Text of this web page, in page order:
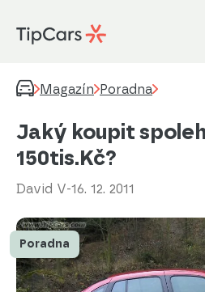
Magazín Poradna
Jaký koupit
150tis.Kč?
David V-16. 12. 2011
Poradna